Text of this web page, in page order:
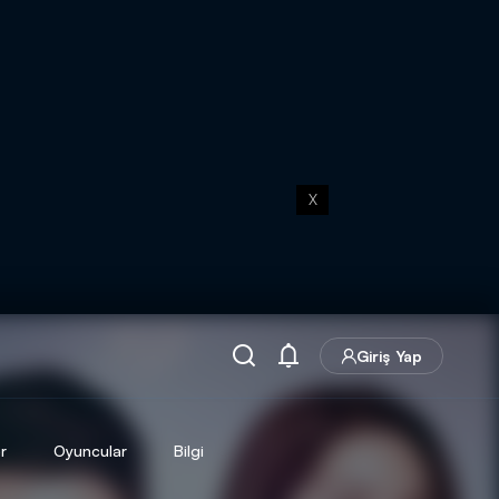
X
Giriş Yap
Oyuncular Bilgi